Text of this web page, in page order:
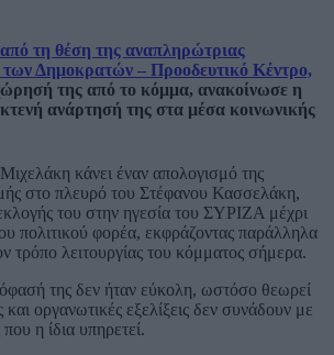
τη θέση της αναπληρώτριας
Δημοκρατών – Προοδευτικό Κέντρο,
της από το κόμμα, ανακοίνωσε η
ανάρτησή της στα μέσα κοινωνικής
κάνει έναν απολογισμό της
στο πλευρό του Στέφανου Κασσελάκη,
του στην ηγεσία του ΣΥΡΙΖΑ μέχρι
πολιτικού φορέα, εκφράζοντας παράλληλα
τρόπο λειτουργίας του κόμματος σήμερα.
της δεν ήταν εύκολη, ωστόσο θεωρεί
και οργανωτικές εξελίξεις δεν συνάδουν με
που η ίδια υπηρετεί.